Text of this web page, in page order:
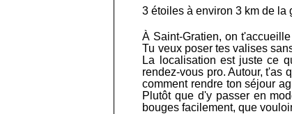
3 étoiles à environ 3 km de la
À Saint-Gratien, on
Tu veux poser tes valises
La localisation est juste ce
rendez-vous pro. Autour, t'as
comment rendre ton séjour
Plutôt que d'y passer en
bouges facilement, que